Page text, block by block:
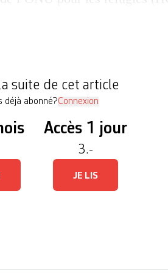
suite de cet article
déjà abonné?Connexion
Accès 1 jour
3.-
JE LIS